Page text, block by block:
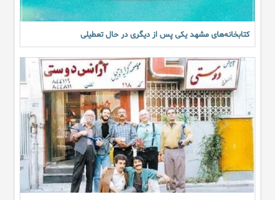
کتابخانه‌های مشهد یکی پس از دیگری در حال تعطیلی